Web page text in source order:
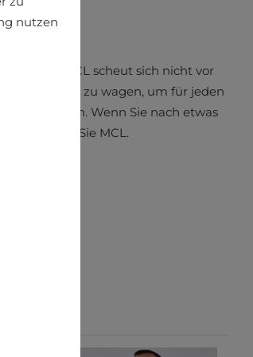
springt. MCL scheut sich nicht vor
zu wagen, um für jeden
zu kreieren. Wenn Sie nach etwas
– wählen Sie MCL.
nutzen